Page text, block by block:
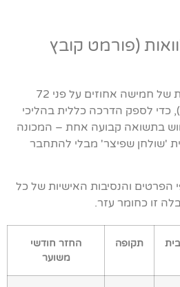
(פורמט קובץ
*טבלה זו משתמשת בריבית של חמישה אחוזים על פני 72
חודשיים (6 שנים), כדי לספק הדרכה כללית בהליכי
בתשואה קבועה אחת – המכונה
'שולחן שפיצר' מבלי להתחבר
והנסיבות האישיות של כל
זו כחומר עזר.
תקופה
החזר חודשי
משוער